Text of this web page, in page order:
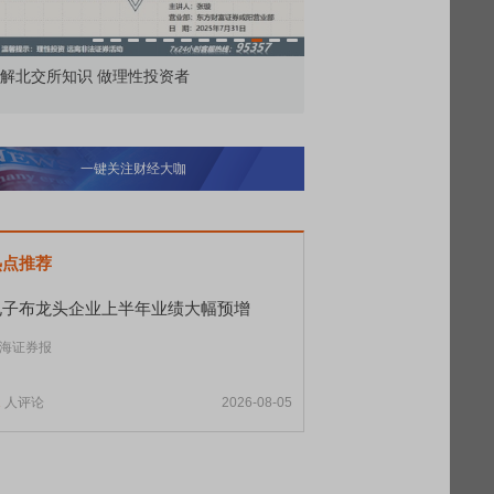
北交所知识 做理性投资者
一键关注财经大咖
推荐
布龙头企业上半年业绩大幅预增
证券报
人评论 2026-08-05